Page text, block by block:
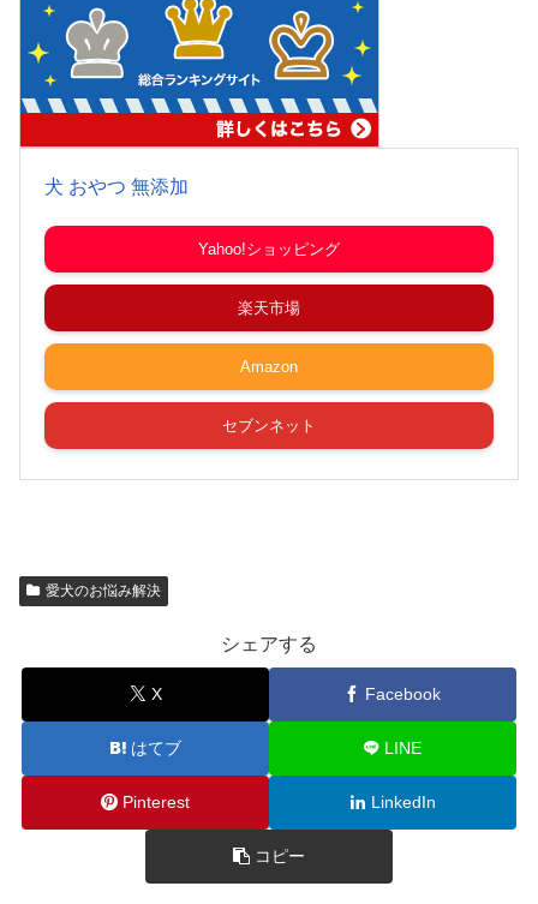
犬 おやつ 無添加
Yahoo!ショッピング
楽天市場
Amazon
セブンネット
愛犬のお悩み解決
シェアする
X Facebook
はてブ LINE
Pinterest LinkedIn
コピー